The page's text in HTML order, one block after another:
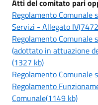
Atti del comitato pari
Regolamento Comunale
Servizi - Allegato
Regolamento Comunale
(adottato in attuazione
(1327 kb)
Regolamento Comunale
Regolamento
Comunale(1149 kb)